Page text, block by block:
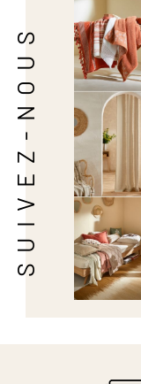
SUIVEZ-NOUS